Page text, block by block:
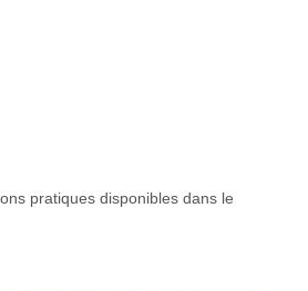
pratiques disponibles dans le